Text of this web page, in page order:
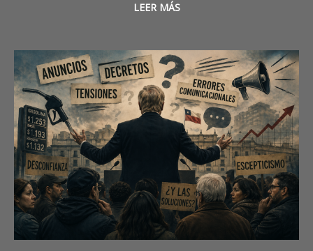
LEER MÁS